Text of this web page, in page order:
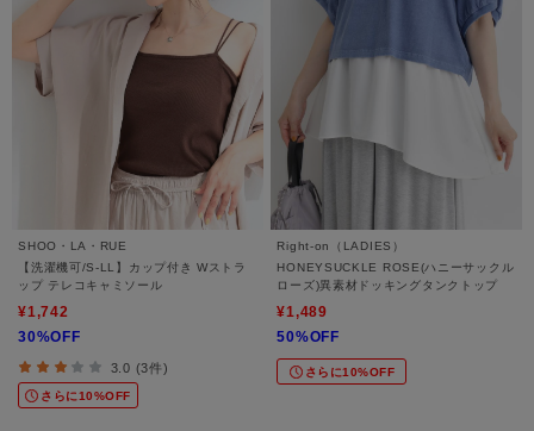
SHOO・LA・RUE
【洗濯機可/S-LL】カップ付き Wストラ
ップ テレコキャミソール
¥1,742
30%OFF
3.0 (3件)
さらに10%OFF
Right-on（LADIES）
HONEYSUCKLE ROSE(ハニーサックル
ローズ)異素材ドッキングタンクトップ
¥1,489
50%OFF
さらに10%OFF